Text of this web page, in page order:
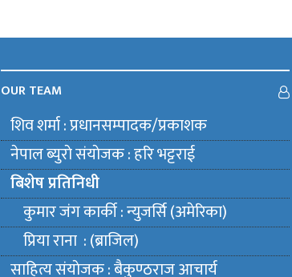
OUR TEAM
शिव शर्मा : प्रधानसम्पादक/प्रकाशक
नेपाल ब्युराे संयाेजक : हरि भट्टराई
बिशेष प्रतिनिधी
कुमार जंग कार्की : न्युजर्सि (अमेरिका)
प्रिया राना : (ब्राजिल)
साहित्य संयाेजक : बैकुण्ठराज आचार्य